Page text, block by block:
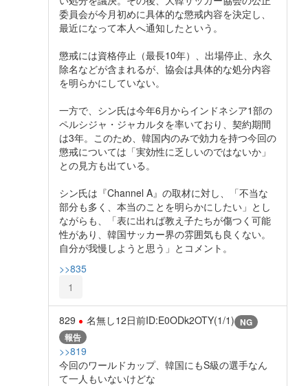
委員会が今月初めに具体的な懲戒内容を決定し、
最近になって本人へ通知したという。
懲戒には資格停止（最長10年）、出場停止、永久
除名などが含まれるが、協会は具体的な処分内容
を明らかにしていない。
一方で、シン氏は今年6月からインドネシア1部の
ペルシジャ・ジャカルタを率いており、契約期間
は3年。このため、韓国内のみで効力を持つ今回の
懲戒については「実効性に乏しいのではないか」
との見方も出ている。
シン氏は『Channel A』の取材に対し、「不当な
部分も多く、本当のことを明らかにしたい」とし
ながらも、「表に出れば教え子たちが傷つく可能
性があり、韓国サッカー界の雰囲気も良くない。
自分が我慢しようと思う」とコメント。
>>835
1
829 名無し12日前ID:E0ODk2OTY(1/1) NG
報告
>>819
今回のワールドカップ、韓国にもS級の選手なん
て一人もいないけどな